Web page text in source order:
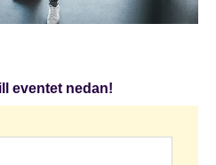
eventet nedan!